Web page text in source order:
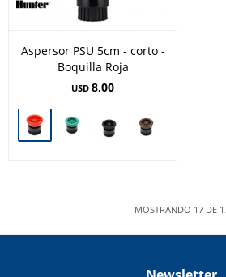
Aspersor PSU 5cm - corto -
Boquilla Roja
USD 8,00
MOSTRANDO 17DE